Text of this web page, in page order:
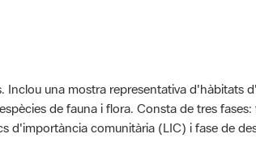
Inclou una mostra representativa d'hàbitats
de fauna i flora. Consta de tres
d'importància comunitària (LIC) i fase de